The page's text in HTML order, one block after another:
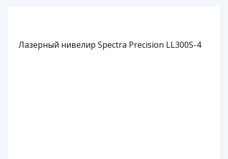
Лазерный нивелир Spectra Precision LL300S-4